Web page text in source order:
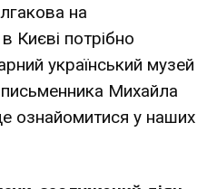
на
Києві потрібно
український музей
Михайла
ознайомитися у наших